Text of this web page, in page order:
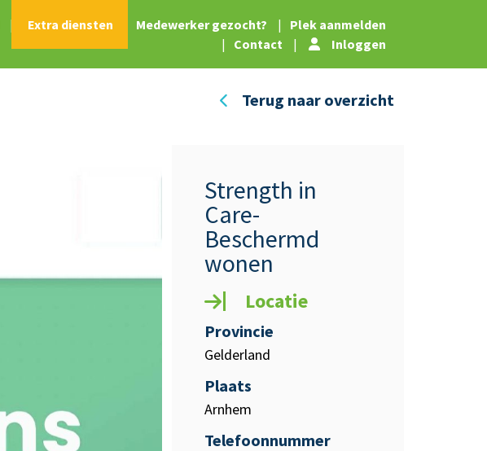
| Extra diensten Medewerker gezocht? |
Plek aanmelden
|
Contact | Inloggen
Terug naar overzicht
Strength in
Care-
Beschermd
wonen
Locatie
Provincie
Gelderland
Plaats
Arnhem
Telefoonnummer